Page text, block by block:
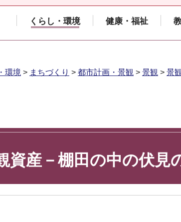
くらし・環境 健康・福祉
環境 > まちづくり > 都市計画・景観 > 景観 > 景
資産－棚田の中の伏見